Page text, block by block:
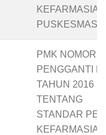
PUSKESMAS
PMK NOMOR
PENGGANTI
TAHUN 2016
TENTANG
STANDAR